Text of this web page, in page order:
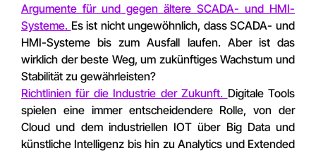
Argumente für und gegen ältere SCADA- und HMI-
Systeme. Es ist nicht ungewöhnlich, dass SCADA- und
HMI-Systeme bis zum Ausfall laufen. Aber ist das
wirklich der beste Weg, um zukünftiges Wachstum und
Stabilität zu gewährleisten?
Richtlinien für die Industrie der Zukunft. Digitale Tools
spielen eine immer entscheidendere Rolle, von der
Cloud und dem industriellen IOT über Big Data und
künstliche Intelligenz bis hin zu Analytics und Extended